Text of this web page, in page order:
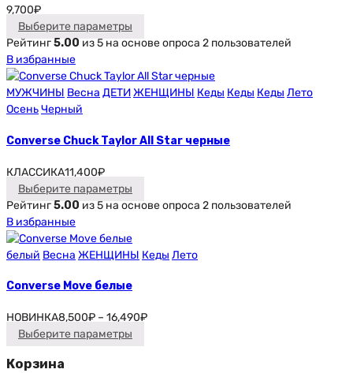
9,700₽
Выберите параметры
Рейтинг5.00 из 5 на основе опроса 2 пользователей
В избранные
МУЖЧИНЫ Весна ДЕТИЖЕНЩИНЫ Кеды Кеды Кеды Лето
ОсеньЧерный
Converse Chuck Taylor All Star черные
КЛАССИКА11,400₽
Выберите параметры
Рейтинг5.00 из 5 на основе опроса 2 пользователей
В избранные
белый Весна ЖЕНЩИНЫ Кеды Лето
Converse Move белые
НОВИНКА8,500₽ – 16,490₽
Выберите параметры
Корзина